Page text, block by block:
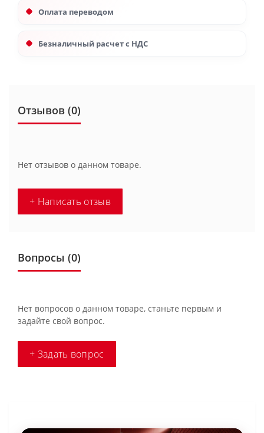
Оплата переводом
Безналичный расчет с НДС
Отзывов (0)
Нет отзывов о данном товаре.
+ Написать отзыв
Вопросы (0)
Нет вопросов о данном товаре, станьте первым и
задайте свой вопрос.
+ Задать вопрос